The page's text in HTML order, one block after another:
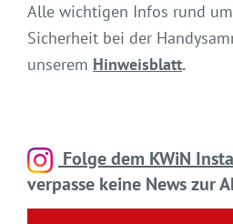
Alle wichtigen Infos rund
Sicherheit bei der
unserem Hinweisblatt.
Folge dem KWiN
verpasse keine News zur